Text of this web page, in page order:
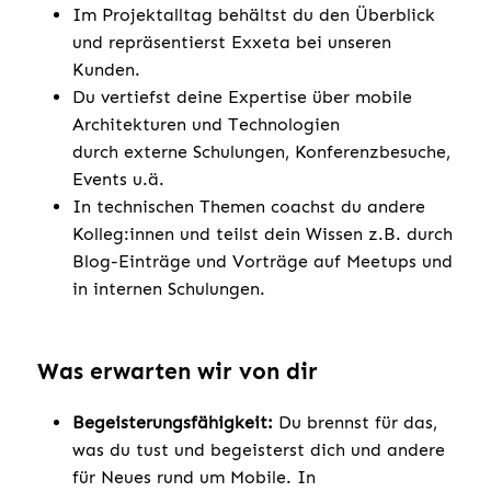
Im Projektalltag behältst du den Überblick
und repräsentierst Exxeta bei unseren
Kunden.
Du vertiefst deine Expertise über mobile
Architekturen und Technologien
durch externe Schulungen, Konferenzbesuche,
Events u.ä.
In technischen Themen coachst du andere
Kolleg:innen und teilst dein Wissen z.B. durch
Blog-Einträge und Vorträge auf Meetups und
in internen Schulungen.
Was erwarten wir von dir
Begeisterungsfähigkeit: Du brennst für das,
was du tust und begeisterst dich und andere
für Neues rund um Mobile. In